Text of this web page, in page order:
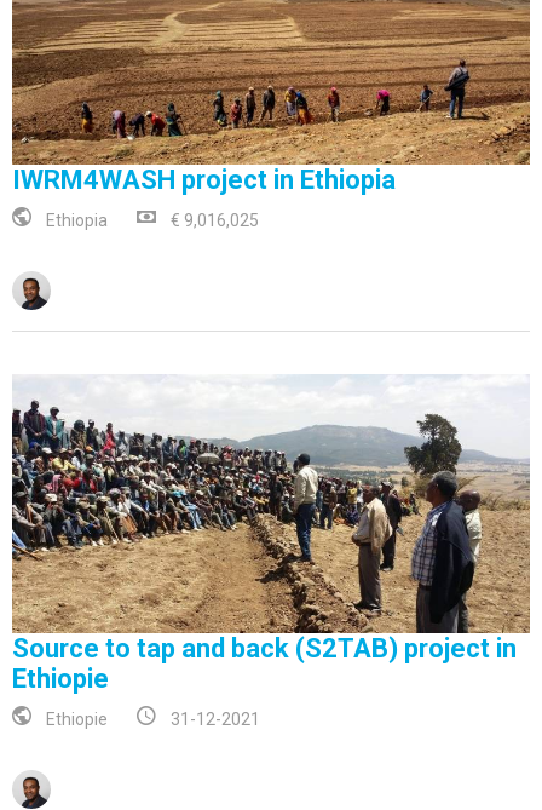
IWRM4WASH project in Ethiopia
Ethiopia € 9,016,025
Source to tap and back (S2TAB) project in
Ethiopie
Ethiopie 31-12-2021